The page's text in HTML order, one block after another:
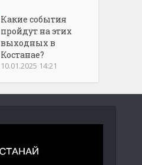
Какие события
пройдут на этих
выходных в
Костанае?
10.01.2025 14:21